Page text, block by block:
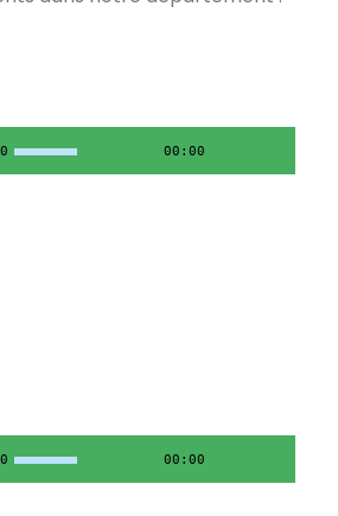
00:00
00:00